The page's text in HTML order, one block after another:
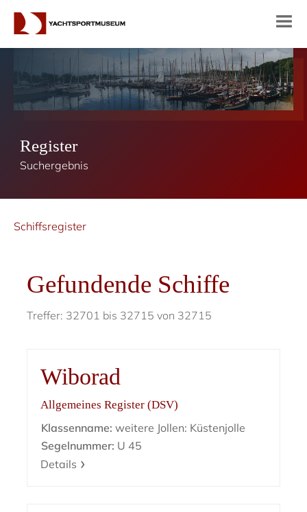
Register
Suchergebnis
Schiffsregister
Gefundende Schiffe
Treffer: 32701 bis 32715 von 32715
Wiborad
Allgemeines Register (DSV)
Klassenname: weitere Jollen: Küstenjolle
Segelnummer: U 45
Details